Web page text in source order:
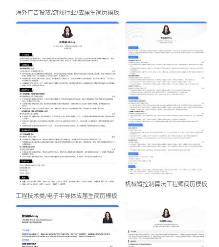
海外广告投放/游戏行业/应届生简历模板
工程技术类/电子半导体应届生简历模板
机械臂控制算法工程师简历模板